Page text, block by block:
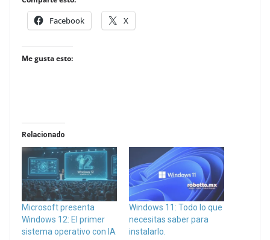
Facebook X
Me gusta esto:
Relacionado
Microsoft presenta
Windows 12: El primer
sistema operativo con IA
Windows 11: Todo lo que
necesitas saber para
instalarlo.